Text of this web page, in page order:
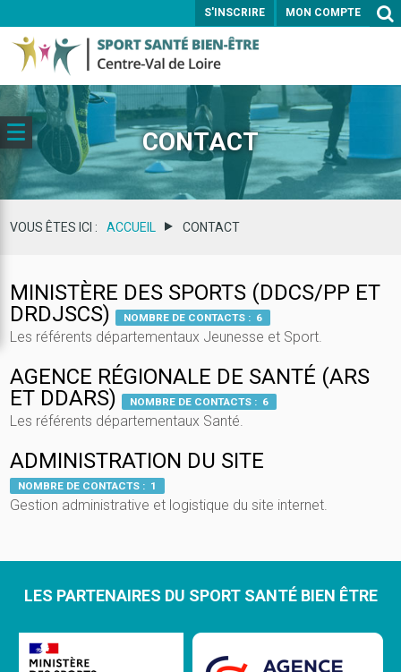
S'INSCRIRE MON COMPTE
ENVOYER
CONTACT
VOUS ÊTES ICI : ACCUEIL CONTACT
MINISTÈRE DES SPORTS (DDCS/PP ET
DRDJSCS)
NOMBRE DE CONTACTS : 6
Les référents départementaux Jeunesse et Sport.
AGENCE RÉGIONALE DE SANTÉ (ARS
ET DDARS)
NOMBRE DE CONTACTS : 6
Les référents départementaux Santé.
ADMINISTRATION DU SITE
NOMBRE DE CONTACTS : 1
Gestion administrative et logistique du site internet.
LES PARTENAIRES DU SPORT SANTÉ BIEN ÊTRE